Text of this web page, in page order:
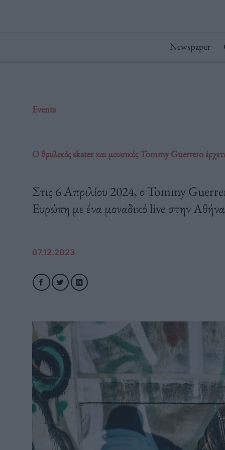
Newspaper
Events
Ο θρυλικός skater και μουσικός Tommy Guerrero
Στις 6 Απριλίου 2024, ο Tommy
Ευρώπη με ένα μοναδικό live στην
07.12.2023